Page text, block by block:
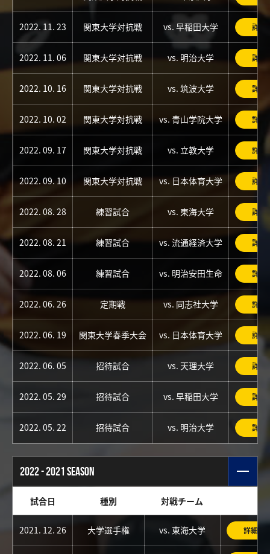
2022. 11. 23 関東大学対抗戦 vs. 早稲田大学 詳細
2022. 11. 06 関東大学対抗戦 vs. 明治大学 詳細
2022. 10. 16 関東大学対抗戦 vs. 筑波大学 詳細
2022. 10. 02 関東大学対抗戦 vs. 青山学院大学 詳細
2022. 09. 17 関東大学対抗戦 vs. 立教大学 詳細
2022. 09. 10 関東大学対抗戦 vs. 日本体育大学 詳細
2022. 08. 28 練習試合 vs. 東海大学 詳細
2022. 08. 21 練習試合 vs. 流通経済大学 詳細
2022. 08. 06 練習試合 vs. 明治安田生命 詳細
2022. 06. 26 定期戦 vs. 同志社大学 詳細
2022. 06. 19 関東大学春季大会 vs. 日本体育大学 詳細
2022. 06. 05 招待試合 vs. 天理大学 詳細
2022. 05. 29 招待試合 vs. 早稲田大学 詳細
2022. 05. 22 招待試合 vs. 明治大学 詳細
2022 - 2021 SEASON
試合日 種別 対戦チーム
2021. 12. 26 大学選手権 vs. 東海大学 詳細